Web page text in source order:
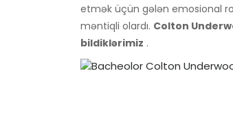
etmək üçün gələn emosional
məntiqli olardı. Colton
bildiklərimiz .